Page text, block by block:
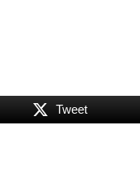
Tweet